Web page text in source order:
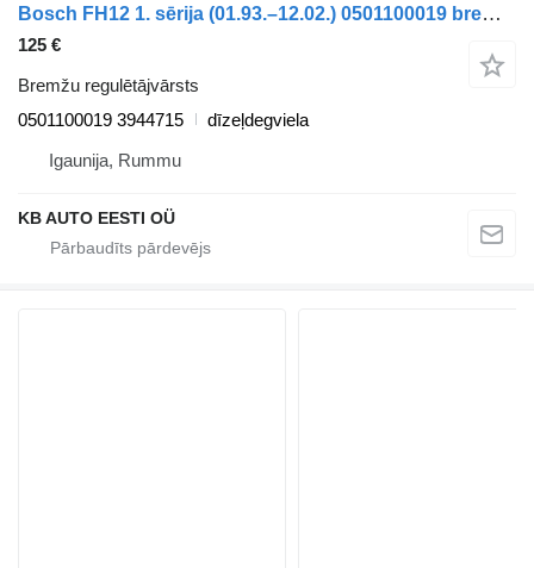
Bosch FH12 1. sērija (01.93.–12.02.) 0501100019 bremžu regulētājvārsts paredzēts Volvo FH12, FH16, NH12, FH, VNL780 (1993-2014) kravas automašīnas
125 €
Bremžu regulētājvārsts
0501100019 3944715
dīzeļdegviela
Igaunija, Rummu
KB AUTO EESTI OÜ